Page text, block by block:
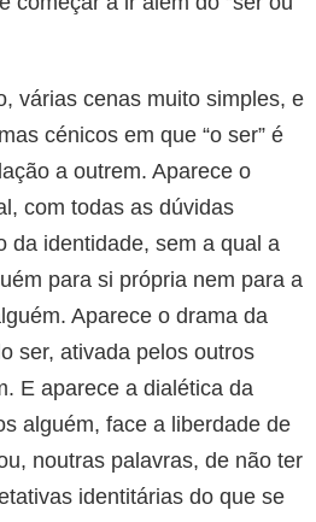
várias cenas muito simples, e
cénicos em que “o ser” é
a outrem. Aparece o
com todas as dúvidas
da identidade, sem a qual a
para si própria nem para a
Aparece o drama da
ser, ativada pelos outros
E aparece a dialética da
alguém, face a liberdade de
noutras palavras, de não ter
identitárias do que se